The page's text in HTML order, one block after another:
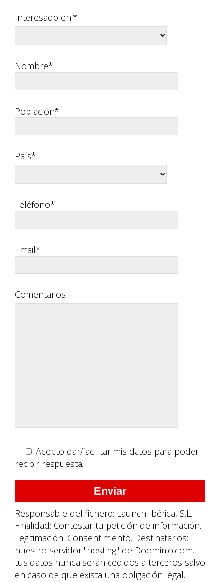
Interesado en:*
Nombre*
Población*
País*
Teléfono*
Email*
Comentarios
Acepto dar/facilitar mis datos para poder
recibir respuesta.
Responsable del fichero: Launch Ibérica, S.L.
Finalidad: Contestar tu petición de información.
Legitimación: Consentimiento. Destinatarios:
nuestro servidor "hosting" de Doominio.com,
tus datos nunca serán cedidos a terceros salvo
en caso de que exista una obligación legal.